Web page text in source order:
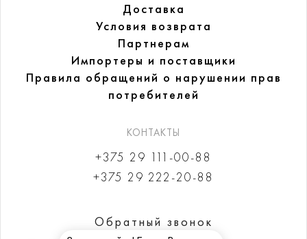
Доставка
Условия возврата
Партнерам
Импортеры и поставщики
Правила обращений о нарушении прав
потребителей
КОНТАКТЫ
+375 29 111-00-88
+375 29 222-20-88
Обратный звонок